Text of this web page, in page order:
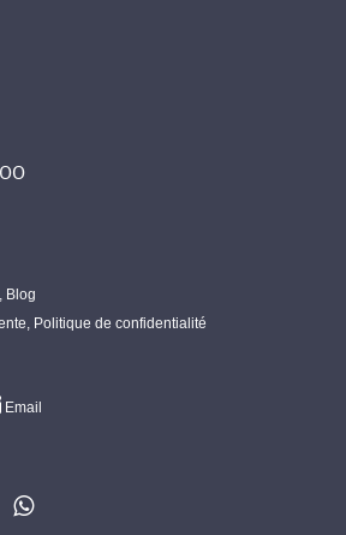
, Blog
, Politique de confidentialité
Email